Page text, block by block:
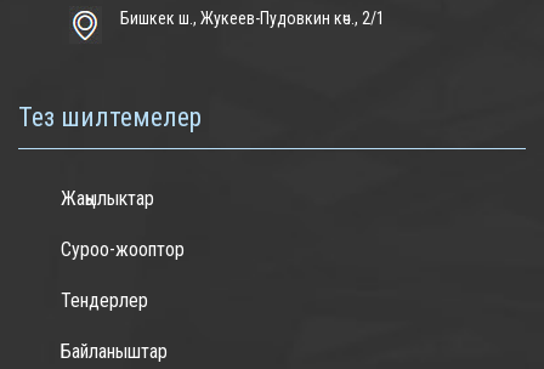
Бишкек ш., Жукеев-Пудовкин көч., 2/1
Тез шилтемелер
Жаңылыктар
Суроо-жооптор
Тендерлер
Байланыштар